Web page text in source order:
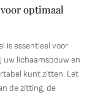
optimaal
is essentieel voor
uw lichaamsbouw en
kunt zitten. Let
de zitting, de